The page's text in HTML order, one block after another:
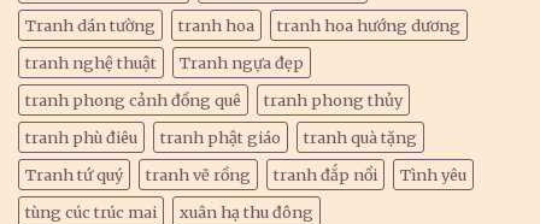
Tranh dán tường
tranh hoa
tranh hoa hướng dương
tranh nghệ thuật
Tranh ngựa đẹp
tranh phong cảnh đồng quê
tranh phong thủy
tranh phù điêu
tranh phật giáo
tranh quà tặng
Tranh tứ quý
tranh vẽ rồng tranh đắp nổi
Tình yêu
tùng cúc trúc mai
xuân hạ thu đông